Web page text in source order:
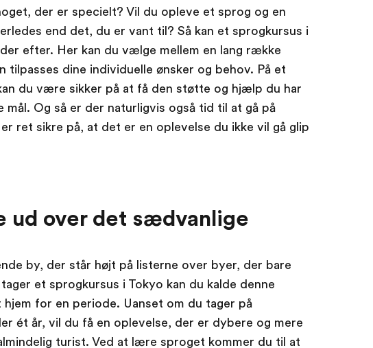
der er specielt? Vil du opleve et sprog og en
end det, du er vant til? Så kan et sprogkursus i
efter. Her kan du vælge mellem en lang række
tilpasses dine individuelle ønsker og behov. På et
du være sikker på at få den støtte og hjælp du har
Og så er der naturligvis også tid til at gå på
ret sikre på, at det er en oplevelse du ikke vil gå glip
ud over det sædvanlige
by, der står højt på listerne over byer, der bare
et sprogkursus i Tokyo kan du kalde denne
for en periode. Uanset om du tager på
ét år, vil du få en oplevelse, der er dybere og mere
turist. Ved at lære sproget kommer du til at